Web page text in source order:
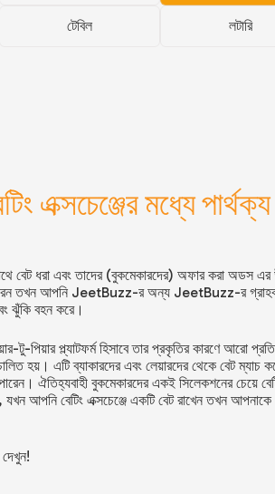
টেবিল লটারি
এক্সচেঞ্জের মধ্যে
বেট ধরা এবং তাদের (বুকমেকারদের) অফার করা অডস
তখন আপনি JeetBuzz-র অন্য JeetBuzz-র
ঝুঁকি বহন করে।
টু-পিয়ার প্ল্যাটফর্ম হিসাবে তার প্রকৃতির কারণে আরো
চালিত হয়। এটি ব্যাকারদের এবং লেয়ারদের থেকে বেট
ঐতিহ্যবাহী বুকমেকারদের একই সিলেকশনের চেয়ে
আপনি বেটিং এক্সচেঞ্জে একটি বেট রাখেন তখন আপনাকে